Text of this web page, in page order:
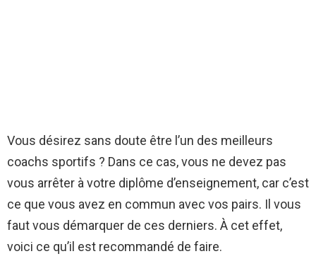
Vous désirez sans doute être l’un des meilleurs
coachs sportifs ? Dans ce cas, vous ne devez pas
vous arrêter à votre diplôme d’enseignement, car c’est
ce que vous avez en commun avec vos pairs. Il vous
faut vous démarquer de ces derniers. À cet effet,
voici ce qu’il est recommandé de faire.